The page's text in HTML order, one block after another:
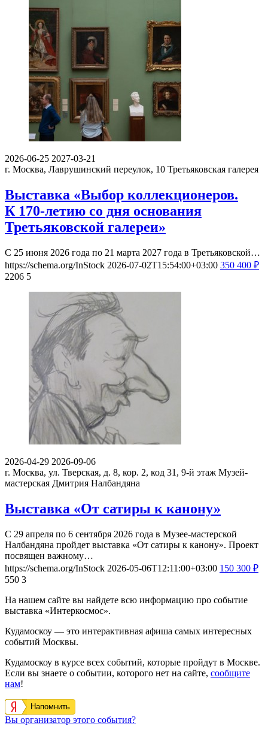
2026-06-25 2027-03-21
г. Москва, Лаврушинский переулок, 10 Третьяковская галерея
Выставка «Выбор коллекционеров.
К 170-летию со дня основания
Третьяковской галереи»
С 25 июня 2026 года по 21 марта 2027 года в Третьяковской…
https://schema.org/InStock 2026-07-02T15:54:00+03:00 350 400 ₽
2206 5
2026-04-29 2026-09-06
г. Москва, ул. Тверская, д. 8, кор. 2, код 31, 9-й этаж Музей-
мастерская Дмитрия Налбандяна
Выставка «От сатиры к канону»
С 29 апреля по 6 сентября 2026 года в Музее-мастерской
Налбандяна пройдет выставка «От сатиры к канону». Проект
посвящен важному…
https://schema.org/InStock 2026-05-06T12:11:00+03:00 150 300 ₽
550 3
На нашем сайте вы найдете всю информацию про событие
выставка «Интеркосмос».
Кудамоскоу — это интерактивная афиша самых интересных
событий Москвы.
Кудамоскоу в курсе всех событий, которые пройдут в Москве.
Если вы знаете о событии, которого нет на сайте, сообщите
нам!
Напомнить
Вы организатор этого события?